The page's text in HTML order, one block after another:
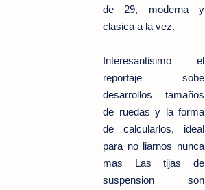
de 29, moderna y
clasica a la vez.
Interesantisimo el
reportaje sobe
desarrollos tamaños
de ruedas y la forma
de calcularlos, ideal
para no liarnos nunca
mas Las tijas de
suspension son